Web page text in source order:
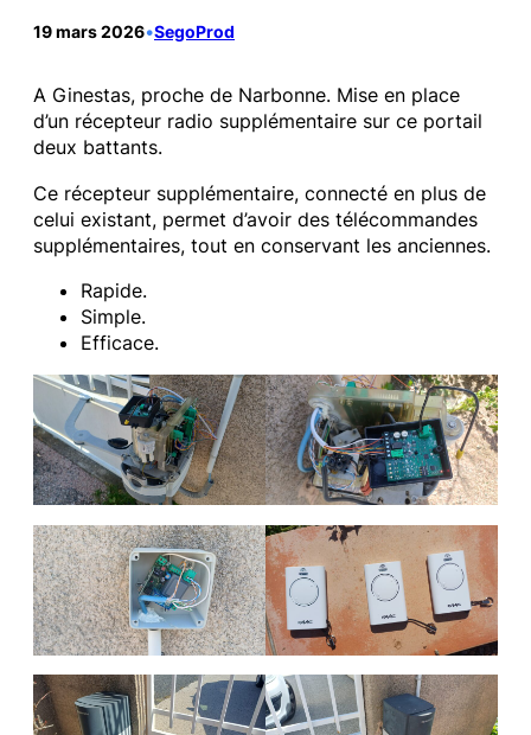
19 mars 2026•SegoProd
A Ginestas, proche de Narbonne. Mise en place
d’un récepteur radio supplémentaire sur ce portail
deux battants.
Ce récepteur supplémentaire, connecté en plus de
celui existant, permet d’avoir des télécommandes
supplémentaires, tout en conservant les anciennes.
Rapide.
Simple.
Efficace.